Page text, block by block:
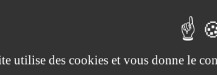
utilise des cookies et vous donne le